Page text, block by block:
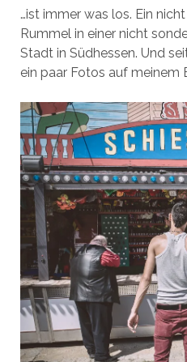
…ist immer was los. Ein
Rummel in einer nicht
Stadt in Südhessen. Und
ein paar Fotos auf meinem